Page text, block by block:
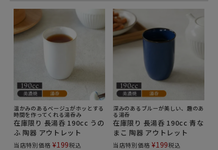
温かみのあるベージュがホッとする
時間を作ってくれる湯呑み
在庫限り 長湯呑 190cc うの
ふ 陶器 アウトレット
当店特別価格 ¥199税込
深みのあるブルーが美しい、趣のあ
る湯呑
在庫限り 長湯呑 190cc 青な
まこ 陶器 アウトレット
当店特別価格 ¥199税込